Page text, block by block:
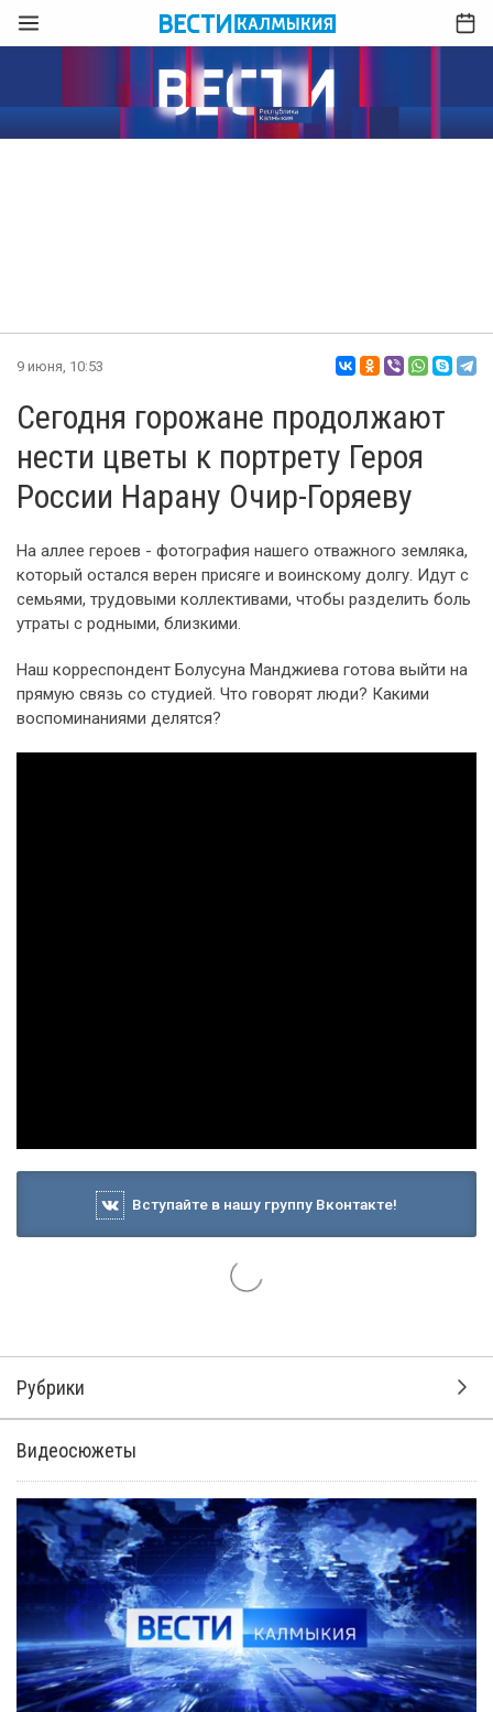
9 июня, 10:53
Сегодня горожане продолжают
нести цветы к портрету Героя
России Нарану Очир-Горяеву
На аллее героев - фотография нашего отважного земляка,
который остался верен присяге и воинскому долгу. Идут с
семьями, трудовыми коллективами, чтобы разделить боль
утраты с родными, близкими.
Наш корреспондент Болусуна Манджиева готова выйти на
прямую связь со студией. Что говорят люди? Какими
воспоминаниями делятся?
Вступайте в нашу группу Вконтакте!
Рубрики
Видеосюжеты